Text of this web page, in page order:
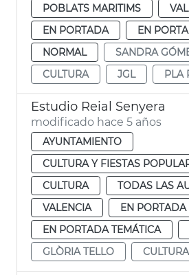
POBLATS MARITIMS
EN PORTADA
EN
NORMAL
SANDRA
CULTURA
JGL PLA
Estudio Reial Senyera
modificado hace 5 años
AYUNTAMIENTO
CULTURA Y FIESTAS
CULTURA
TODAS LAS
VALENCIA
EN PORTADA
EN PORTADA TEMÁTICA
GLÒRIA TELLO
CULTURA